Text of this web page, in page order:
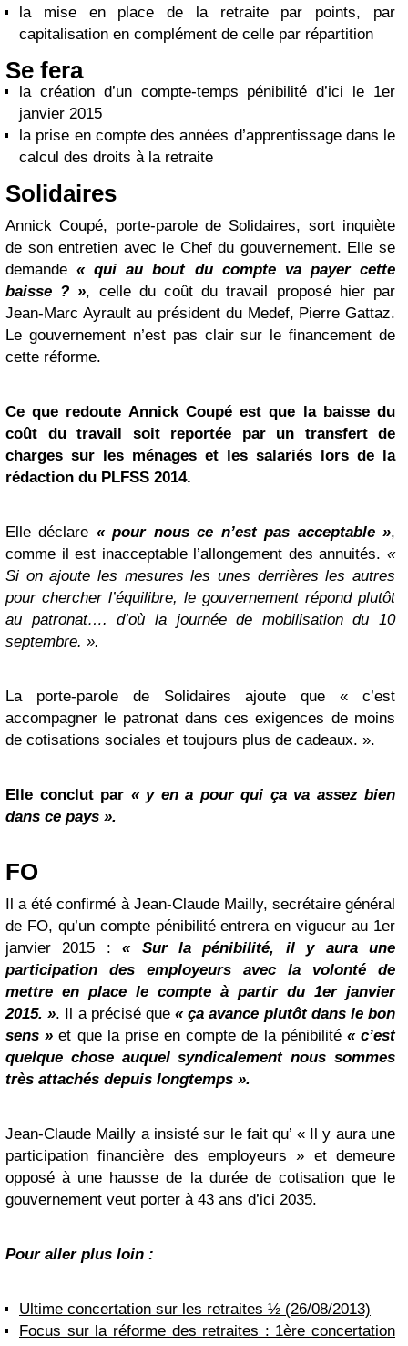
la mise en place de la retraite par points, par
capitalisation en complément de celle par répartition
Se fera
la création d’un compte-temps pénibilité d’ici le 1er
janvier 2015
la prise en compte des années d’apprentissage dans le
calcul des droits à la retraite
Solidaires
Annick Coupé, porte-parole de Solidaires, sort inquiète
de son entretien avec le Chef du gouvernement. Elle se
demande« qui au bout du compte va payer cette
baisse ? », celle du coût du travail proposé hier par
Jean-Marc Ayrault au président du Medef, Pierre Gattaz.
Le gouvernement n’est pas clair sur le financement de
cette réforme.
Ce que redoute Annick Coupé est que la baisse du
coût du travail soit reportée par un transfert de
charges sur les ménages et les salariés lors de la
rédaction du PLFSS 2014.
Elle déclare « pour nous ce n’est pas acceptable »,
comme il est inacceptable l’allongement des annuités. «
Si on ajoute les mesures les unes derrières les autres
pour chercher l’équilibre, le gouvernement répond plutôt
au patronat…. d’où la journée de mobilisation du 10
septembre. ».
La porte-parole de Solidaires ajoute que « c’est
accompagner le patronat dans ces exigences de moins
de cotisations sociales et toujours plus de cadeaux. ».
Elle conclut par « y en a pour qui ça va assez bien
dans ce pays ».
FO
Il a été confirmé à Jean-Claude Mailly, secrétaire général
de FO, qu’un compte pénibilité entrera en vigueur au 1er
janvier 2015 :« Sur la pénibilité, il y aura une
participation des employeurs avec la volonté de
mettre en place le compte à partir du 1er janvier
2015. ». Il a précisé que« ça avance plutôt dans le bon
sens » et que la prise en compte de la pénibilité « c’est
quelque chose auquel syndicalement nous sommes
très attachés depuis longtemps ».
Jean-Claude Mailly a insisté sur le fait qu’ « Il y aura une
participation financière des employeurs » et demeure
opposé à une hausse de la durée de cotisation que le
gouvernement veut porter à 43 ans d’ici 2035.
Pour aller plus loin :
Ultime concertation sur les retraites ½ (26/08/2013)
Focus sur la réforme des retraites : 1ère concertation